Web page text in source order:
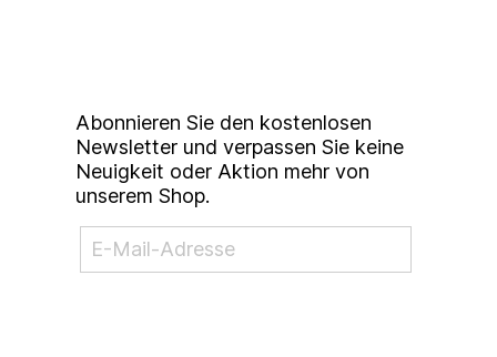
Abonnieren Sie den kostenlosen
Newsletter und verpassen Sie keine
Neuigkeit oder Aktion mehr von
unserem Shop.